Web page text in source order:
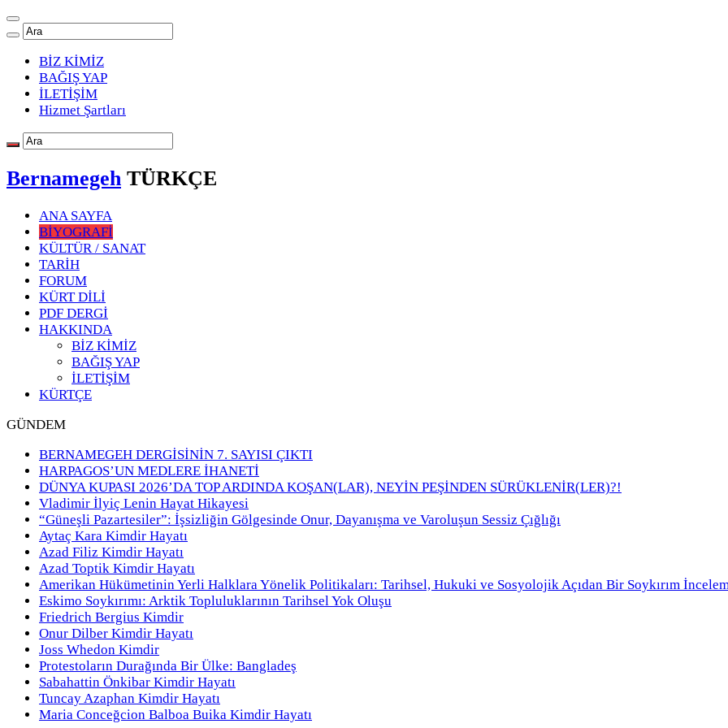
BİZ KİMİZ
BAĞIŞ YAP
İLETİŞİM
Hizmet Şartları
Bernamegeh TÜRKÇE
ANA SAYFA
BİYOGRAFİ
KÜLTÜR / SANAT
TARİH
FORUM
KÜRT DİLİ
PDF DERGİ
HAKKINDA
BİZ KİMİZ
BAĞIŞ YAP
İLETİŞİM
KÜRTÇE
GÜNDEM
BERNAMEGEH DERGİSİNİN 7. SAYISI ÇIKTI
HARPAGOS’UN MEDLERE İHANETİ
DÜNYA KUPASI 2026’DA TOP ARDINDA KOŞAN(LAR), NEYİN PEŞİNDEN SÜRÜKLENİR(LER)?!
Vladimir İlyiç Lenin Hayat Hikayesi
“Güneşli Pazartesiler”: İşsizliğin Gölgesinde Onur, Dayanışma ve Varoluşun Sessiz Çığlığı
Aytaç Kara Kimdir Hayatı
Azad Filiz Kimdir Hayatı
Azad Toptik Kimdir Hayatı
Amerikan Hükümetinin Yerli Halklara Yönelik Politikaları: Tarihsel, Hukuki ve Sosyolojik Açıdan Bir Soykırım
Eskimo Soykırımı: Arktik Topluluklarının Tarihsel Yok Oluşu
Friedrich Bergius Kimdir
Onur Dilber Kimdir Hayatı
Joss Whedon Kimdir
Protestoların Durağında Bir Ülke: Bangladeş
Sabahattin Önkibar Kimdir Hayatı
Tuncay Azaphan Kimdir Hayatı
Maria Conceğcion Balboa Buika Kimdir Hayatı